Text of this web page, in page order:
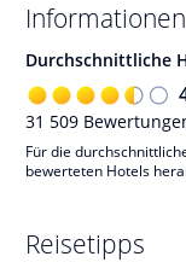
Durchschnittliche
31 509
Für die
bewerteten Hotels
Reisetipps